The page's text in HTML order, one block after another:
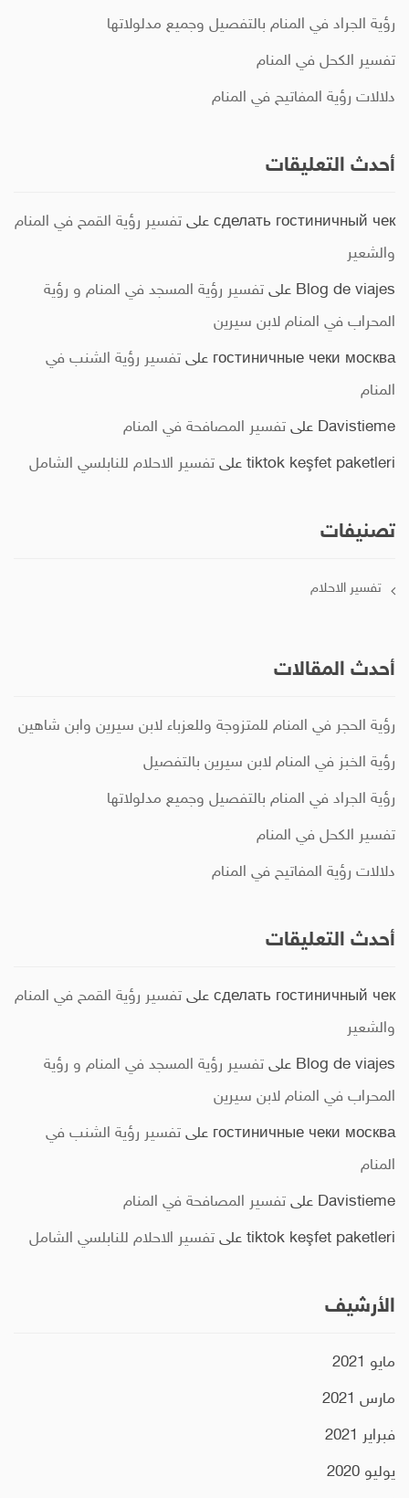
رؤية الجراد في المنام بالتفصيل وجميع مدلولاتها
تفسير الكحل في المنام
دلالات رؤية المفاتيح في المنام
أحدث التعليقات
сделать гостиничный чек على تفسير رؤية القمح في المنام
والشعير
Blog de viajes على تفسير رؤية المسجد في المنام و رؤية
المحراب في المنام لابن سيرين
гостиничные чеки москва على تفسير رؤية الشنب في
المنام
Davistieme على تفسير المصافحة في المنام
tiktok keşfet paketleri على تفسير الاحلام للنابلسي الشامل
تصنيفات
تفسير الاحلام
أحدث المقالات
رؤية الحجر في المنام للمتزوجة وللعزباء لابن سيرين وابن شاهين
رؤية الخبز في المنام لابن سيرين بالتفصيل
رؤية الجراد في المنام بالتفصيل وجميع مدلولاتها
تفسير الكحل في المنام
دلالات رؤية المفاتيح في المنام
أحدث التعليقات
сделать гостиничный чек على تفسير رؤية القمح في المنام
والشعير
Blog de viajes على تفسير رؤية المسجد في المنام و رؤية
المحراب في المنام لابن سيرين
гостиничные чеки москва على تفسير رؤية الشنب في
المنام
Davistieme على تفسير المصافحة في المنام
tiktok keşfet paketleri على تفسير الاحلام للنابلسي الشامل
الأرشيف
مايو 2021
مارس 2021
فبراير 2021
يوليو 2020